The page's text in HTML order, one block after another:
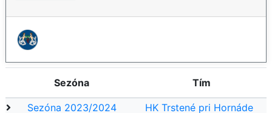
Sezóna Tím
Sezóna 2023/2024
HK Trstené pri Hornáde